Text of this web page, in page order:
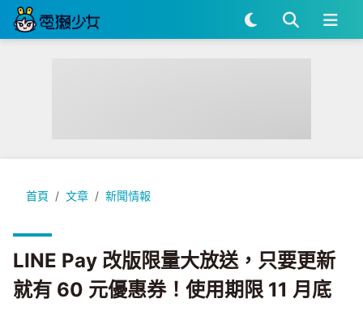
首頁 文章 新聞情報
LINE Pay 改版限量大放送，只要更新就有 60 元優惠券！使用
LINE Pay 改版限量大放送，只要更新
就有 60 元優惠券！使用期限 11 月底